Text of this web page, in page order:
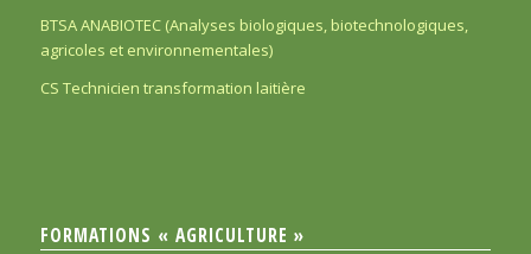
BTSA ANABIOTEC (Analyses biologiques, biotechnologiques,
agricoles et environnementales)
CS Technicien transformation laitière
FORMATIONS « AGRICULTURE »